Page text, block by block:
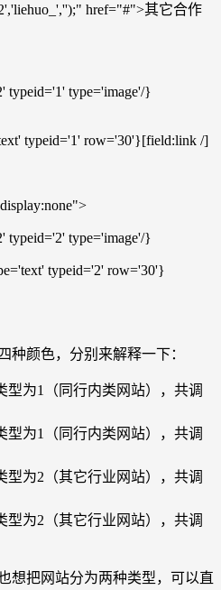
href="#">其它合作
typeid='1' type='image'/}
typeid='1' row='30'}[field:link /]
typeid='2' type='image'/}
typeid='2' row='30'}
种颜色，分别来解释一下：
型为1（同行内类网站），共调
型为1（同行内类网站），共调
型为2（其它行业网站），共调
型为2（其它行业网站），共调
把网站分为两种类型，可以直